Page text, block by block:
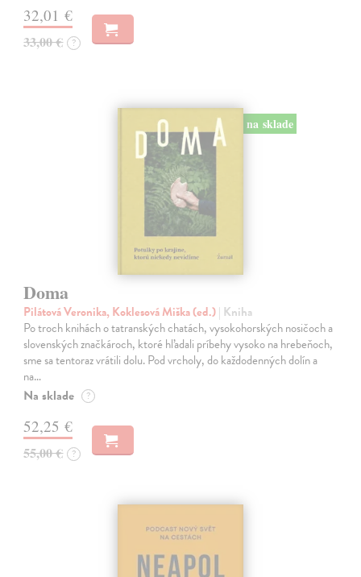
32,01 €
33,00 € ?
na sklade
Doma
Pilátová Veronika, Koklesová Miška (ed.)| Kniha
Po troch knihách o tatranských chatách, vysokohorských nosičoch a
slovenských značkároch, ktoré hľadali príbehy vysoko na hrebeňoch,
sme sa tentoraz vrátili dolu. Pod vrcholy, do každodenných dolín a
na…
Na sklade ?
52,25 €
55,00 € ?